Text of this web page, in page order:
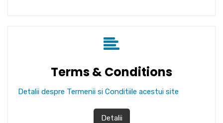
Terms & Conditions
Detalii despre Termenii si Conditiile acestui site
Detalii